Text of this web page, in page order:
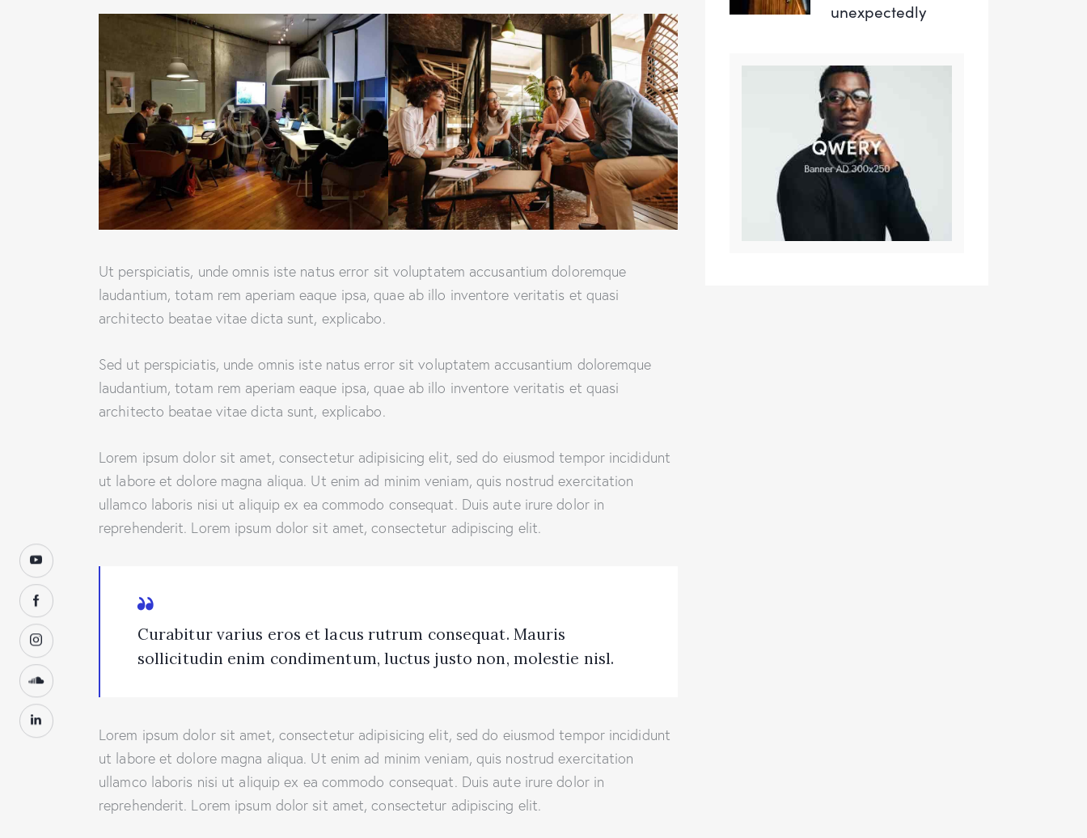
Ut perspiciatis, unde omnis iste natus error sit voluptatem accusantium doloremque
laudantium, totam rem aperiam eaque ipsa, quae ab illo inventore veritatis et quasi
architecto beatae vitae dicta sunt, explicabo.
Sed ut perspiciatis, unde omnis iste natus error sit voluptatem accusantium doloremque
laudantium, totam rem aperiam eaque ipsa, quae ab illo inventore veritatis et quasi
architecto beatae vitae dicta sunt, explicabo.
Lorem ipsum dolor sit amet, consectetur adipisicing elit, sed do eiusmod tempor incididunt
ut labore et dolore magna aliqua. Ut enim ad minim veniam, quis nostrud exercitation
ullamco laboris nisi ut aliquip ex ea commodo consequat. Duis aute irure dolor in
reprehenderit. Lorem ipsum dolor sit amet, consectetur adipiscing elit.
Curabitur varius eros et lacus rutrum consequat. Mauris
sollicitudin enim condimentum, luctus justo non, molestie nisl.
Lorem ipsum dolor sit amet, consectetur adipisicing elit, sed do eiusmod tempor incididunt
ut labore et dolore magna aliqua. Ut enim ad minim veniam, quis nostrud exercitation
ullamco laboris nisi ut aliquip ex ea commodo consequat. Duis aute irure dolor in
reprehenderit. Lorem ipsum dolor sit amet, consectetur adipiscing elit.
unexpectedly